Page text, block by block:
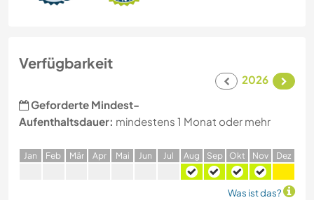
Verfügbarkeit
2026
Geforderte Mindest-
Aufenthaltsdauer: mindestens 1 Monat oder mehr
Jan Feb Mär Apr Mai Jun Jul Aug Sep Okt Nov Dez
Was ist das?